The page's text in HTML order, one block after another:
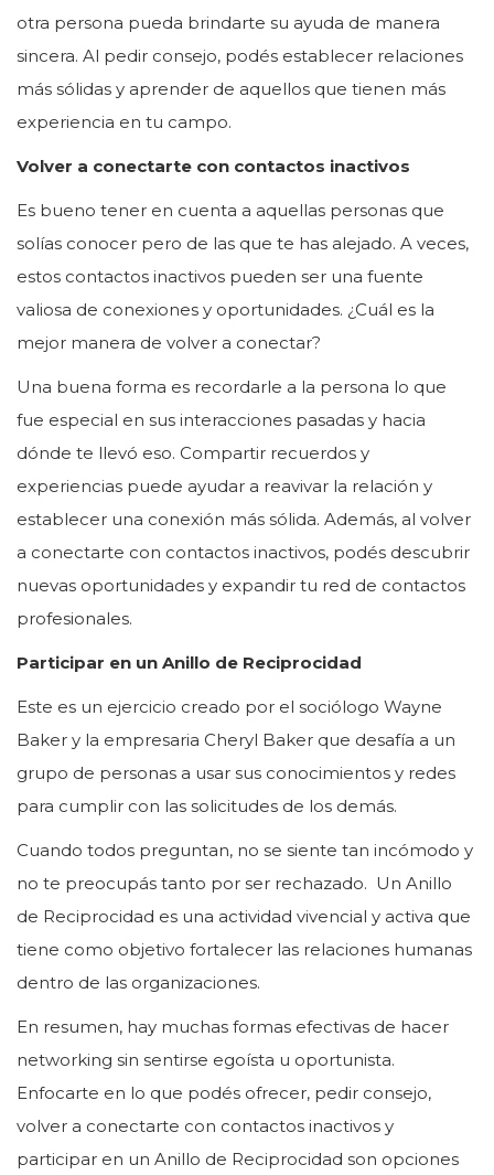
otra persona pueda brindarte su ayuda de manera
sincera. Al pedir consejo, podés establecer relaciones
más sólidas y aprender de aquellos que tienen más
experiencia en tu campo.
Volver a conectarte con contactos inactivos
Es bueno tener en cuenta a aquellas personas que
solías conocer pero de las que te has alejado. A veces,
estos contactos inactivos pueden ser una fuente
valiosa de conexiones y oportunidades. ¿Cuál es la
mejor manera de volver a conectar?
Una buena forma es recordarle a la persona lo que
fue especial en sus interacciones pasadas y hacia
dónde te llevó eso. Compartir recuerdos y
experiencias puede ayudar a reavivar la relación y
establecer una conexión más sólida. Además, al volver
a conectarte con contactos inactivos, podés descubrir
nuevas oportunidades y expandir tu red de contactos
profesionales.
Participar en un Anillo de Reciprocidad
Este es un ejercicio creado por el sociólogo Wayne
Baker y la empresaria Cheryl Baker que desafía a un
grupo de personas a usar sus conocimientos y redes
para cumplir con las solicitudes de los demás.
Cuando todos preguntan, no se siente tan incómodo y
no te preocupás tanto por ser rechazado. Un Anillo
de Reciprocidad es una actividad vivencial y activa que
tiene como objetivo fortalecer las relaciones humanas
dentro de las organizaciones.
En resumen, hay muchas formas efectivas de hacer
networking sin sentirse egoísta u oportunista.
Enfocarte en lo que podés ofrecer, pedir consejo,
volver a conectarte con contactos inactivos y
participar en un Anillo de Reciprocidad son opciones